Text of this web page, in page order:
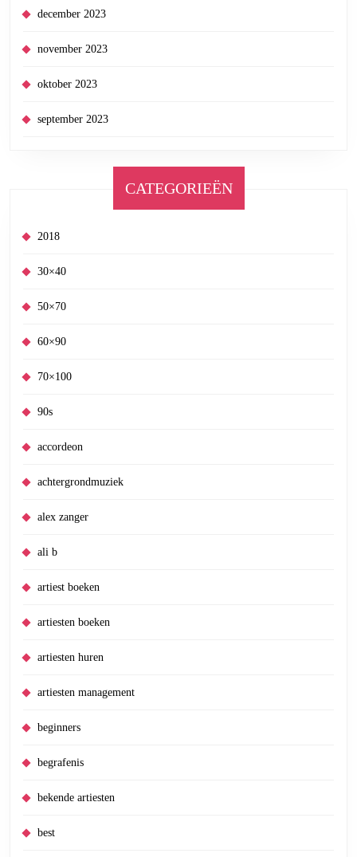
december 2023
november 2023
oktober 2023
september 2023
CATEGORIEËN
2018
30×40
50×70
60×90
70×100
90s
accordeon
achtergrondmuziek
alex zanger
ali b
artiest boeken
artiesten boeken
artiesten huren
artiesten management
beginners
begrafenis
bekende artiesten
best